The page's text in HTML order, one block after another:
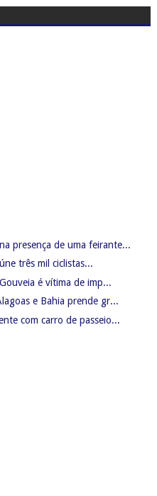
presença de uma feirante...
três mil ciclistas...
é vítima de imp...
e Bahia prende gr...
com carro de passeio...